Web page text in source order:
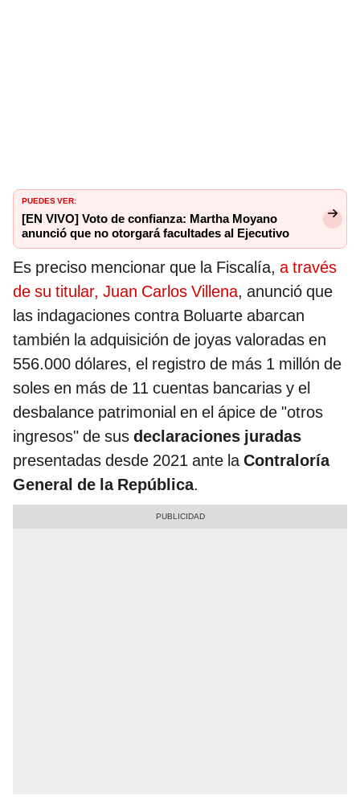
PUEDES VER:
[EN VIVO] Voto de confianza: Martha Moyano
anunció que no otorgará facultades al Ejecutivo
Es preciso mencionar que la Fiscalía, a través
de su titular, Juan Carlos Villena, anunció que
las indagaciones contra Boluarte abarcan
también la adquisición de joyas valoradas en
556.000 dólares, el registro de más 1 millón de
soles en más de 11 cuentas bancarias y el
desbalance patrimonial en el ápice de "otros
ingresos" de sus declaraciones juradas
presentadas desde 2021 ante laContraloría
General de la República.